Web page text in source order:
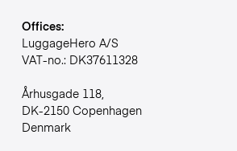
Offices:
LuggageHero A/S
VAT-no.: DK37611328
Århusgade 118,
DK-2150 Copenhagen
Denmark